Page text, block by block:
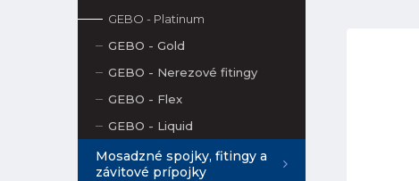
GEBO - Platinum
GEBO - Gold
GEBO - Nerezové fitingy
GEBO - Flex
GEBO - Liquid
Mosadzné spojky, fitingy a
závitové prípojky